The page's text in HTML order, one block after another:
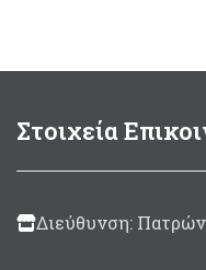
Στοιχεία
Διεύθυνση: Πατρών